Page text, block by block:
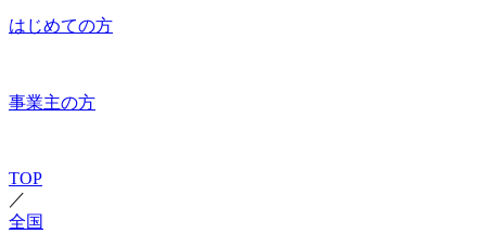
はじめての方
事業主の方
TOP
／
全国